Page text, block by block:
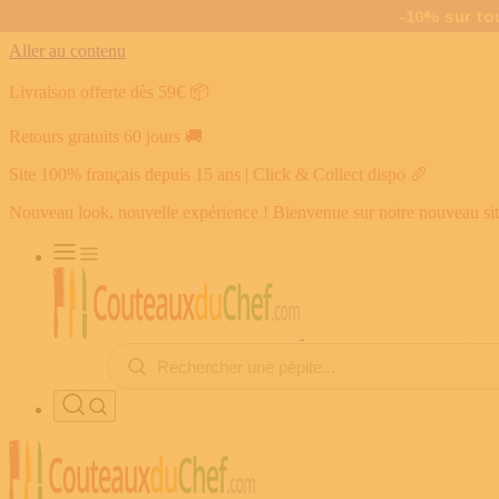
Aller au contenu
Livraison offerte dès 59€ 📦
Retours gratuits 60 jours 🚚
Site 100% français depuis 15 ans | Click & Collect dispo 🥖
Nouveau look, nouvelle expérience ! Bienvenue sur notre nouveau